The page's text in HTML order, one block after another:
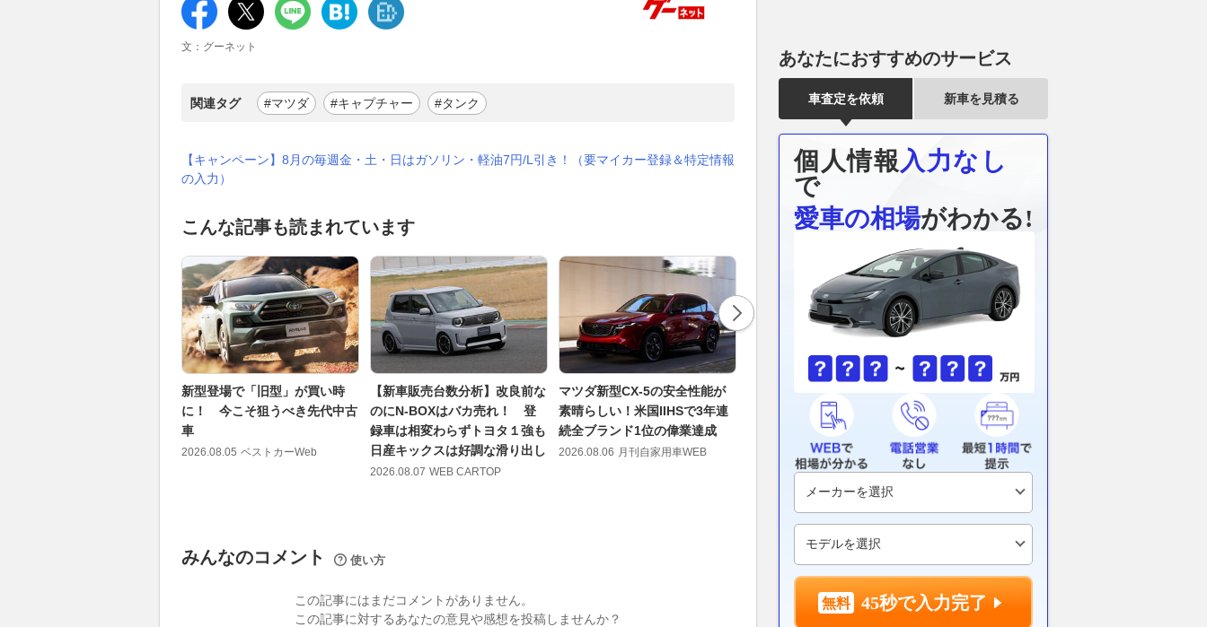
文：グーネット
関連タグ #マツダ #キャプチャー #タンク
【キャンペーン】8月の毎週金・土・日はガソリン・軽油7円/L引き！（要マイカー登録＆特定情報
の入力）
こんな記事も読まれています
新型登場で「旧型」が買い時
に！ 今こそ狙うべき先代中古
車
2026.08.05 ベストカーWeb
【新車販売台数分析】改良前な
のにN-BOXはバカ売れ！ 登
録車は相変わらずトヨタ１強も
日産キックスは好調な滑り出し
2026.08.07 WEB CARTOP
マツダ新型CX-5の安全性能が
素晴らしい！米国IIHSで3年連
続全ブランド1位の偉業達成
2026.08.06 月刊自家用車WEB
R」がオークションに登場！
2010年式の日産“R35”が車高ア
ップ＆サファリ風カスタムでオ
フロード・スーパースポーツに
2026.08.07 VAGUE
売データとライバルから見える
「選ばれるワケ」
2026.08.06 月刊自家用車WEB
みんなのコメント 使い方
この記事にはまだコメントがありません。
この記事に対するあなたの意見や感想を投稿しませんか？
あなたにおすすめのサービス
車査定を依頼 新車を見積る
個人情報 入力なし
で
愛車の相場がわかる!
45秒で入力完了